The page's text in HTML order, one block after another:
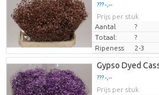
??? -,--
Prijs per stuk
Aantal
?
Totaal:
?
Ripeness
2-3
Gypso Dyed
??? -,--
Prijs per stuk